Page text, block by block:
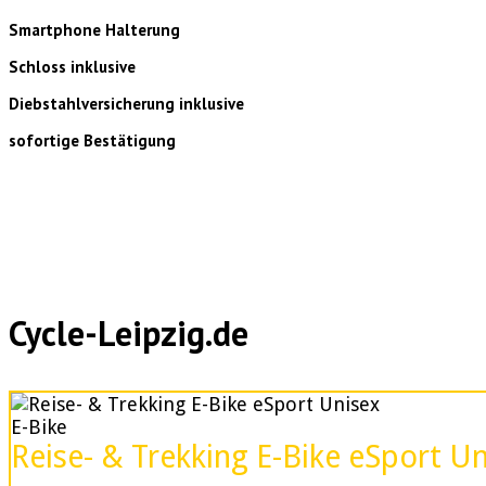
Smartphone Halterung
Schloss inklusive
Diebstahlversicherung inklusive
sofortige Bestätigung
Cycle-Leipzig.de
E-Bike
Reise- & Trekking E-Bike eSport